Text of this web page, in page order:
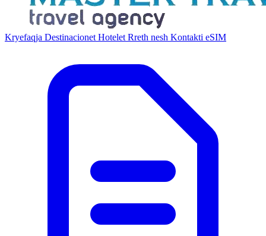
Kryefaqja Destinacionet Hotelet Rreth nesh Kontakti eSIM